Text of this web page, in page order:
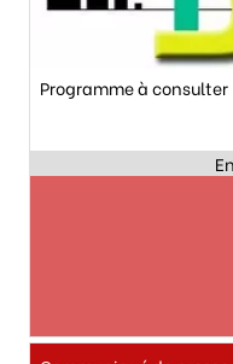
Programme à consulter